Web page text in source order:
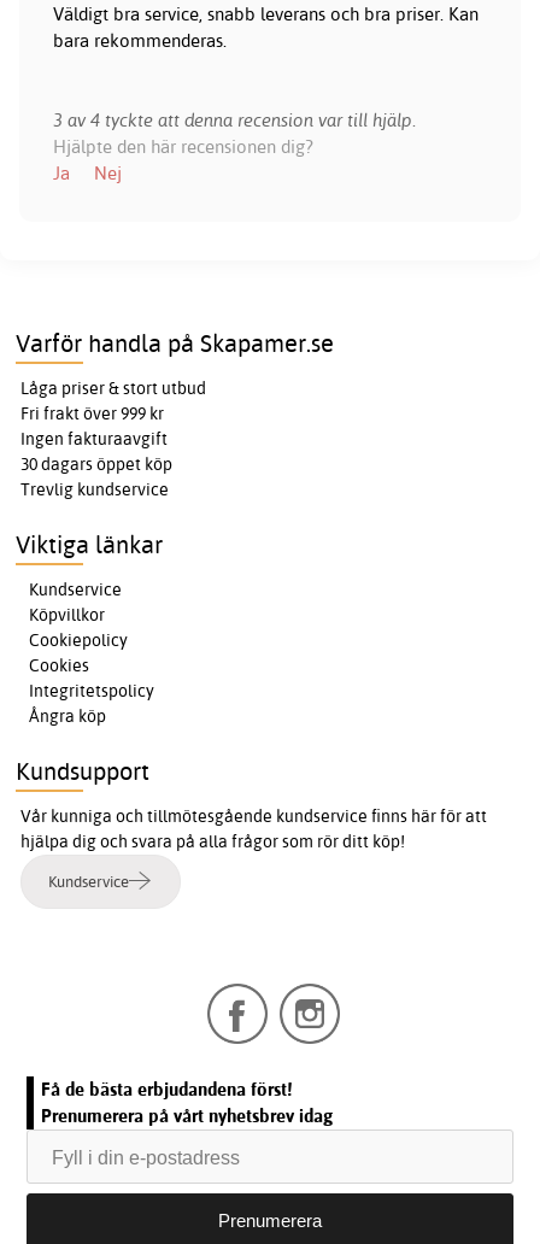
Väldigt bra service, snabb leverans och bra priser. Kan
bara rekommenderas.
3 av 4 tyckte att denna recension var till hjälp.
Hjälpte den här recensionen dig?
Ja
Nej
Varför handla på Skapamer.se
Låga priser & stort utbud
Fri frakt över 999 kr
Ingen fakturaavgift
30 dagars öppet köp
Trevlig kundservice
Viktiga länkar
Kundservice
Köpvillkor
Cookiepolicy
Cookies
Integritetspolicy
Ångra köp
Kundsupport
Vår kunniga och tillmötesgående kundservice finns här för att
hjälpa dig och svara på alla frågor som rör ditt köp!
Kundservice
Få de bästa erbjudandena först!
Prenumerera på vårt nyhetsbrev idag